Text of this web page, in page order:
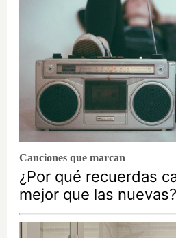
Canciones que marcan
¿Por qué recuerdas
mejor que las nuevas?